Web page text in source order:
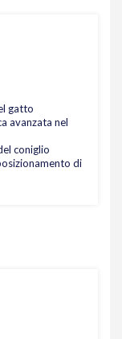
gatto
avanzata nel
coniglio
di